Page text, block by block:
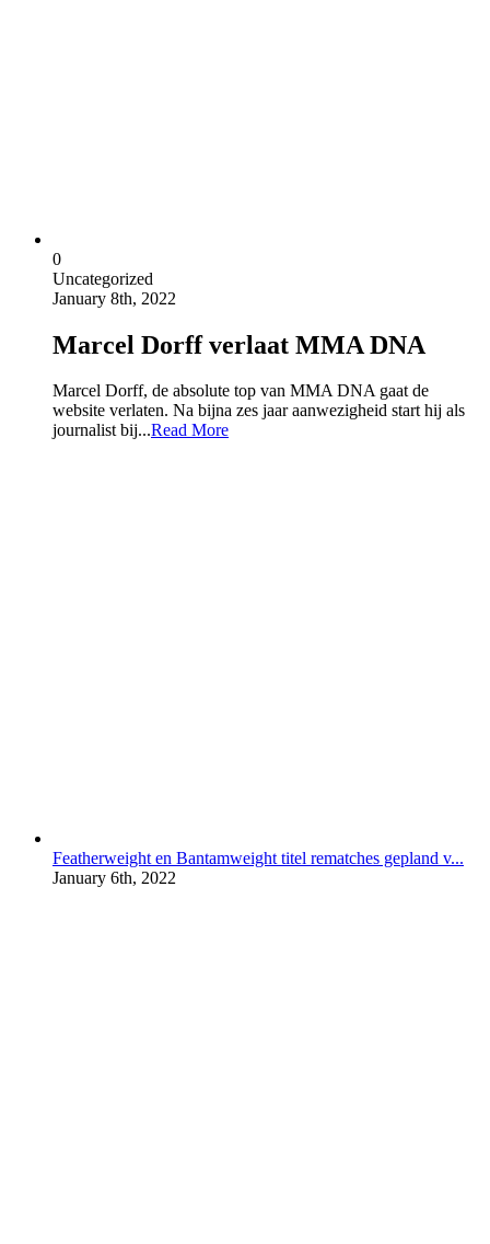
0
Uncategorized
January 8th, 2022
Marcel Dorff verlaat MMA DNA
Marcel Dorff, de absolute top van MMA DNA gaat de
website verlaten. Na bijna zes jaar aanwezigheid start hij als
journalist bij...Read More
Featherweight en Bantamweight titel rematches gepland v...
January 6th, 2022